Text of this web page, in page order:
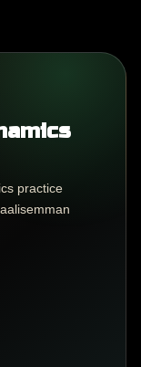
practice